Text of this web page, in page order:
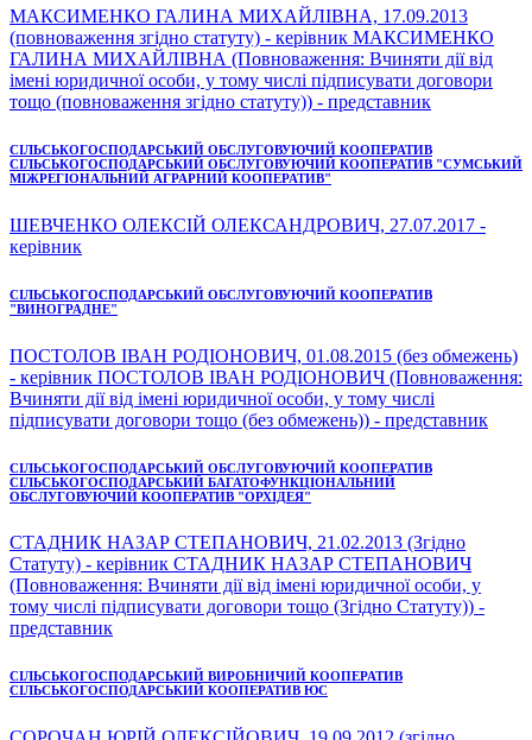
МАКСИМЕНКО ГАЛИНА МИХАЙЛІВНА, 17.09.2013
(повноваження згідно статуту) - керівник МАКСИМЕНКО
ГАЛИНА МИХАЙЛІВНА (Повноваження: Вчиняти дії від
імені юридичної особи, у тому числі підписувати договори
тощо (повноваження згідно статуту)) - представник
СІЛЬСЬКОГОСПОДАРСЬКИЙ ОБСЛУГОВУЮЧИЙ КООПЕРАТИВ
СІЛЬСЬКОГОСПОДАРСЬКИЙ ОБСЛУГОВУЮЧИЙ КООПЕРАТИВ "СУМСЬКИЙ
МІЖРЕГІОНАЛЬНИЙ АГРАРНИЙ КООПЕРАТИВ"
ШЕВЧЕНКО ОЛЕКСІЙ ОЛЕКСАНДРОВИЧ, 27.07.2017 -
керівник
СІЛЬСЬКОГОСПОДАРСЬКИЙ ОБСЛУГОВУЮЧИЙ КООПЕРАТИВ
"ВИНОГРАДНЕ"
ПОСТОЛОВ ІВАН РОДІОНОВИЧ, 01.08.2015 (без обмежень)
- керівник ПОСТОЛОВ ІВАН РОДІОНОВИЧ (Повноваження:
Вчиняти дії від імені юридичної особи, у тому числі
підписувати договори тощо (без обмежень)) - представник
СІЛЬСЬКОГОСПОДАРСЬКИЙ ОБСЛУГОВУЮЧИЙ КООПЕРАТИВ
СІЛЬСЬКОГОСПОДАРСЬКИЙ БАГАТОФУНКЦІОНАЛЬНИЙ
ОБСЛУГОВУЮЧИЙ КООПЕРАТИВ "ОРХІДЕЯ"
СТАДНИК НАЗАР СТЕПАНОВИЧ, 21.02.2013 (Згідно
Статуту) - керівник СТАДНИК НАЗАР СТЕПАНОВИЧ
(Повноваження: Вчиняти дії від імені юридичної особи, у
тому числі підписувати договори тощо (Згідно Статуту)) -
представник
СІЛЬСЬКОГОСПОДАРСЬКИЙ ВИРОБНИЧИЙ КООПЕРАТИВ
СІЛЬСЬКОГОСПОДАРСЬКИЙ КООПЕРАТИВ ЮС